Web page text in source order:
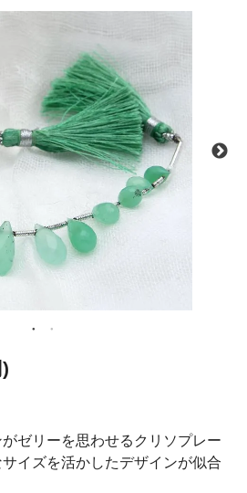
ゼリーを思わせるクリソプレー
イズを活かしたデザインが似合